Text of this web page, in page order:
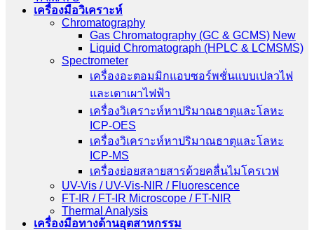
เครื่องมือวิเคราะห์
Chromatography
Gas Chromatography (GC & GCMS) New
Liquid Chromatograph (HPLC & LCMSMS)
Spectrometer
เครื่องอะตอมมิกแอบซอร์พชั่นแบบเปลวไฟ
และเตาเผาไฟฟ้า
เครื่องวิเคราะห์หาปริมาณธาตุและโลหะ
ICP-OES
เครื่องวิเคราะห์หาปริมาณธาตุและโลหะ
ICP-MS
เครื่องย่อยสลายสารด้วยคลื่นไมโครเวฟ
UV-Vis / UV-Vis-NIR / Fluorescence
FT-IR / FT-IR Microscope / FT-NIR
Thermal Analysis
เครื่องมือทางด้านอุตสาหกรรม